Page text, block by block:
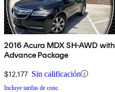
2016 Acura MDX SH-AWD with
Advance Package
$12,177 Sin calificación
Incluye tarifas de conc.